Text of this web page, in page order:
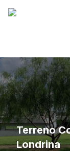
Terreno
Londrina